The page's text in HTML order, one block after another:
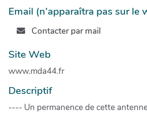
Email (n’apparaîtra pas sur le
Contacter par mail
Site Web
www.mda44.fr
Descriptif
---- Un permanence de cette